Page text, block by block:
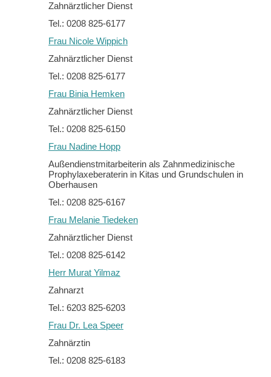
Zahnärztlicher Dienst
Tel.: 0208 825-6177
Frau Nicole Wippich
Zahnärztlicher Dienst
Tel.: 0208 825-6177
Frau Binia Hemken
Zahnärztlicher Dienst
Tel.: 0208 825-6150
Frau Nadine Hopp
Außendienstmitarbeiterin als Zahnmedizinische
Prophylaxeberaterin in Kitas und Grundschulen in
Oberhausen
Tel.: 0208 825-6167
Frau Melanie Tiedeken
Zahnärztlicher Dienst
Tel.: 0208 825-6142
Herr Murat Yilmaz
Zahnarzt
Tel.: 6203 825-6203
Frau Dr. Lea Speer
Zahnärztin
Tel.: 0208 825-6183